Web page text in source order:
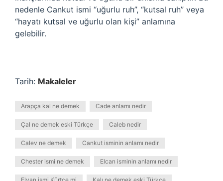
nedenle Cankut ismi “uğurlu ruh”, “kutsal ruh” veya
“hayatı kutsal ve uğurlu olan kişi” anlamına
gelebilir.
Tarih: Makaleler
Arapça kal ne demek Cade anlamı nedir
Çal ne demek eski Türkçe Caleb nedir
Calev ne demek Cankut isminin anlamı nedir
Chester ismi ne demek Elcan isminin anlamı nedir